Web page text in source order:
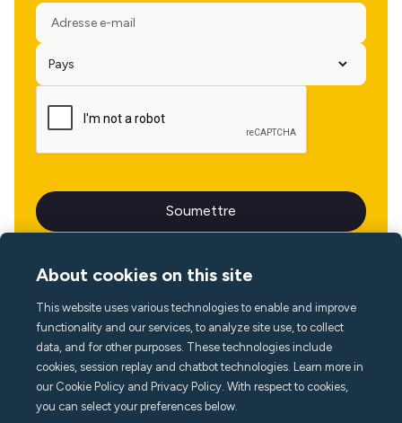
Langue
About cookies on this site
This website uses various technologies to enable and improve
functionality and our services, to analyze site use, to collect
data, and for other purposes. These technologies include
cookies, session replay and chatbot technologies. Learn more in
our Cookie Policy and Privacy Policy. With respect to cookies,
you can select your preferences below.